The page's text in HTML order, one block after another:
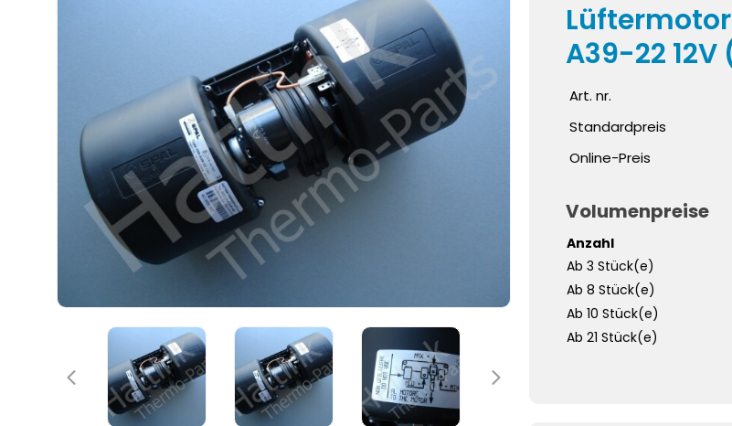
A39-22
Art. nr.
Standardpreis
Online-Preis
Volumenpreise
Anzahl
Ab 3 Stück(e)
Ab 8 Stück(e)
Ab 10 Stück(e)
Ab 21 Stück(e)